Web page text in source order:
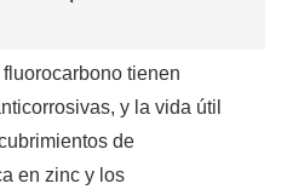
tienen
y la vida útil
de
en zinc y los